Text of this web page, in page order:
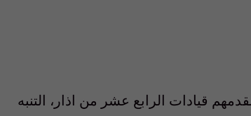
قيادات الرابع عشر من اذار، التنبه